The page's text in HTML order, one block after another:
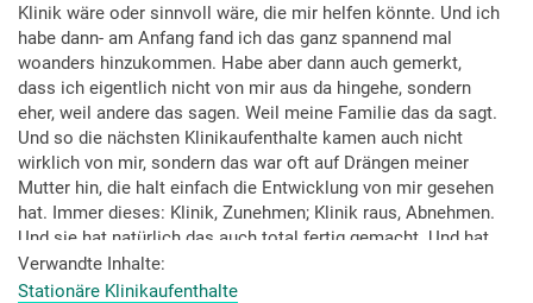
Klinik wäre oder sinnvoll wäre, die mir helfen könnte. Und ich
habe dann- am Anfang fand ich das ganz spannend mal
woanders hinzukommen. Habe aber dann auch gemerkt,
dass ich eigentlich nicht von mir aus da hingehe, sondern
eher, weil andere das sagen. Weil meine Familie das da sagt.
Und so die nächsten Klinikaufenthalte kamen auch nicht
wirklich von mir, sondern das war oft auf Drängen meiner
Mutter hin, die halt einfach die Entwicklung von mir gesehen
hat. Immer dieses: Klinik, Zunehmen; Klinik raus, Abnehmen.
Und sie hat natürlich das auch total fertig gemacht. Und hat
halt dann immer wieder gedrängt, so: „Ja, du musst jetzt
wieder in die Klinik. Anders geht es nicht.“ Und dann habe ich
Verwandte Inhalte
Stationäre Klinikaufenthalte